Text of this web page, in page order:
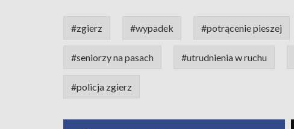
#zgierz #wypadek #potrącenie pieszej
#seniorzy na pasach #utrudnienia w ruchu
#policja zgierz